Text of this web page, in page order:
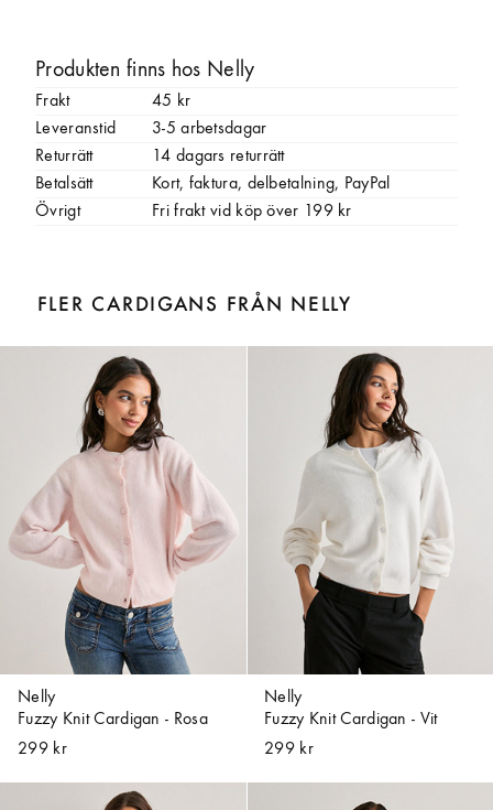
Produkten finns hos Nelly
Frakt
45 kr
Leveranstid
3-5 arbetsdagar
Returrätt
14 dagars returrätt
Betalsätt
Kort, faktura, delbetalning, PayPal
Övrigt
Fri frakt vid köp över 199 kr
FLER CARDIGANS FRÅN NELLY
Nelly
Fuzzy Knit Cardigan - Rosa
299 kr
Nelly
Fuzzy Knit Cardigan - Vit
299 kr